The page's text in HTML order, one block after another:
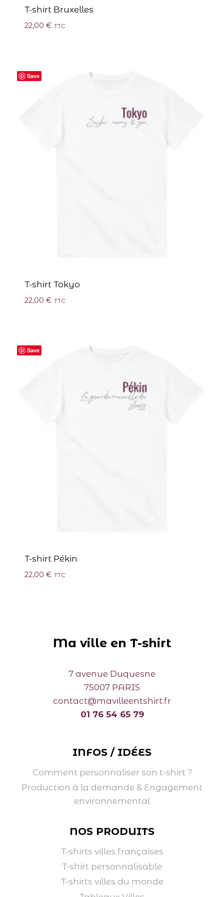
T-shirt Bruxelles
22,00 € TTC
Save
T-shirt Tokyo
22,00 € TTC
Save
T-shirt Pékin
22,00 € TTC
Ma ville en T-shirt
7 avenue Duquesne
75007 PARIS
contact@mavilleentshirt.fr
01 76 54 65 79
INFOS / IDÉES
Comment personnaliser son t-shirt ?
Production à la demande & Engagement
environnemental
NOS PRODUITS
T-shirts villes françaises
T-shirt personnalisable
T-shirts villes du monde